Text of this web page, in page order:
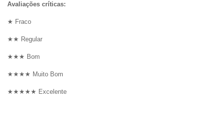
Avaliações críticas:
★ Fraco
★★ Regular
★★★ Bom
★★★★ Muito Bom
★★★★★ Excelente